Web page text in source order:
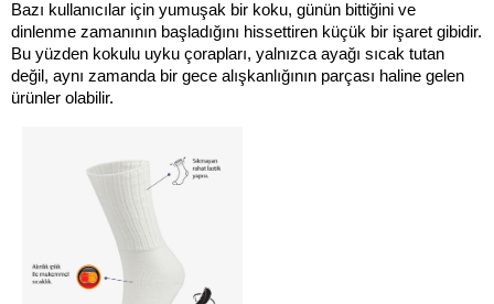
Bazı kullanıcılar için yumuşak bir koku, günün bittiğini ve
dinlenme zamanının başladığını hissettiren küçük bir işaret gibidir.
Bu yüzden kokulu uyku çorapları, yalnızca ayağı sıcak tutan
değil, aynı zamanda bir gece alışkanlığının parçası haline gelen
ürünler olabilir.